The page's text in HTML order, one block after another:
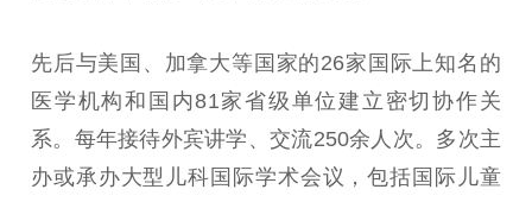
先后与美国、加拿大等国家的26家国际上知名的
医学机构和国内81家省级单位建立密切协作关
系。每年接待外宾讲学、交流250余人次。多次主
办或承办大型儿科国际学术会议，包括国际儿童